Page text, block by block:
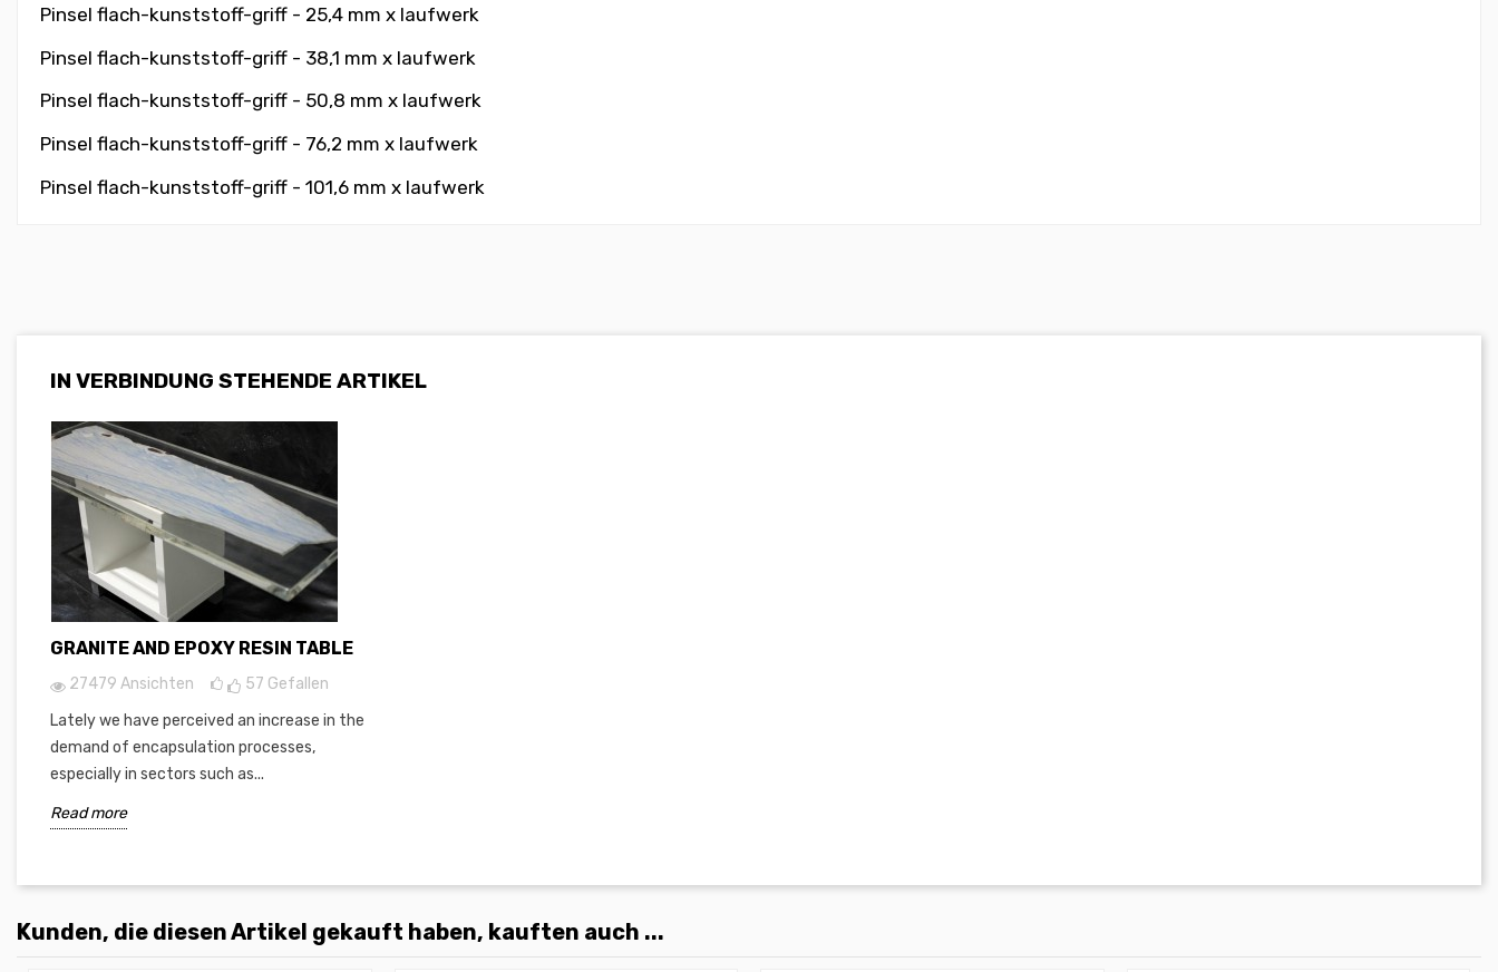
Pinsel flach-kunststoff-griff - 25,4 mm x laufwerk
Pinsel flach-kunststoff-griff - 38,1 mm x laufwerk
Pinsel flach-kunststoff-griff - 50,8 mm x laufwerk
Pinsel flach-kunststoff-griff - 76,2 mm x laufwerk
Pinsel flach-kunststoff-griff - 101,6 mm x laufwerk
IN VERBINDUNG STEHENDE ARTIKEL
GRANITE AND EPOXY RESIN TABLE
27479 Ansichten 57 Gefallen
Lately we have perceived an increase in the
demand of encapsulation processes,
especially in sectors such as...
Read more
Kunden, die diesen Artikel gekauft haben, kauften auch ...